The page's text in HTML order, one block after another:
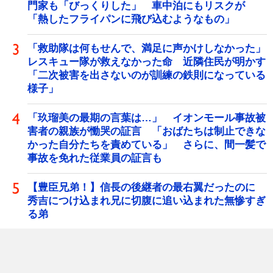
門家も「びっくりした」 車中泊にもリスクが
「熱したフライパンに飛び込むようなもの」
「救助隊は何もせんで、満足に声かけしなかった」
レスキュー隊が救えなかった命 近隣住民が明かす
「二次被害を出さないのが訓練の鉄則になっている
様子」
「玖瑠美の最期の言葉は…」 イオンモール事故被
害者の親族が慟哭の証言 「おばたちは制止できな
かった自分たちを責めている」 さらに、間一髪で
事故を免れた従業員の証言も
【豊臣兄弟！】信長の後継者の最右翼だったのに
秀吉につけ込まれ兄に切腹に追い込まれた無惨すぎ
る弟